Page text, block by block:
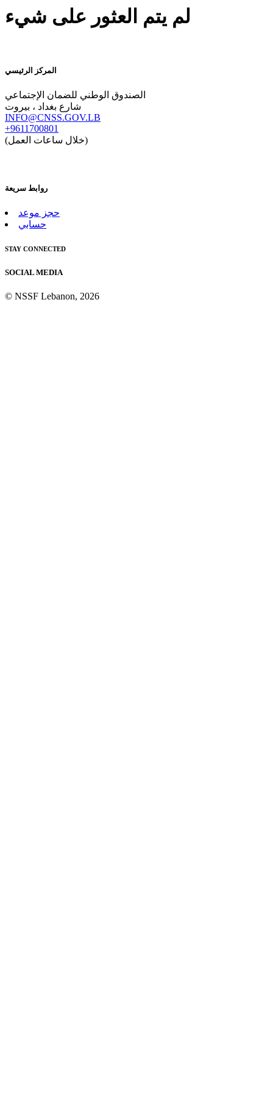
لم يتم العثور على شيء
المركز الرئيسي
الصندوق الوطني للضمان الإجتماعي
شارع بغداد ، بيروت
INFO@CNSS.GOV.LB
+9611700801
(خلال ساعات العمل)
روابط سريعة
حجز موعد
حسابي
STAY CONNECTED
SOCIAL MEDIA
© NSSF Lebanon, 2026